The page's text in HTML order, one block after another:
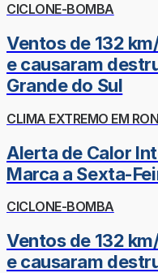
CICLONE-BOMBA
Ventos de 132
e causaram
Grande do Sul
CLIMA EXTREMO EM
Alerta de Calor
Marca a Sexta-
CICLONE-BOMBA
Ventos de 132
e causaram